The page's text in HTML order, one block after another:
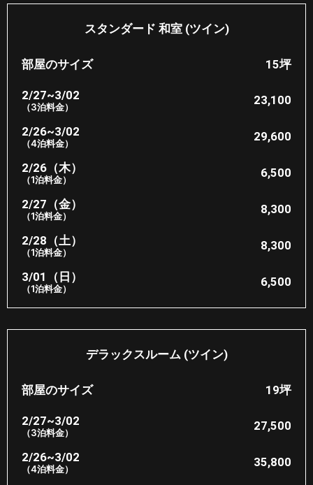
スタンダード 和室 (ツイン)
部屋のサイズ 15坪​
2/27~3/02
（3泊料金） 23,100
2/26~3/02
（4泊料金） 29,600
2/26（木）
（1泊料金） 6,500
2/27（金）
（1泊料金） 8,300
2/28（土）
（1泊料金） 8,300
3/01（日）
（1泊料金） 6,500
デラックスルーム (ツイン)
部屋のサイズ 19坪
2/27~3/02
（3泊料金） 27,500
2/26~3/02
（4泊料金） 35,800